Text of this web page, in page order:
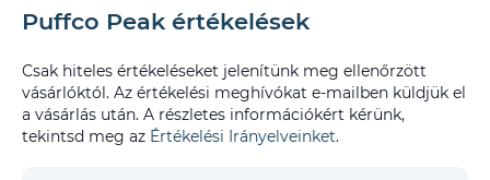
Puffco Peak értékelések
Csak hiteles értékeléseket jelenítünk meg ellenőrzött
vásárlóktól. Az értékelési meghívókat e-mailben küldjük el
a vásárlás után. A részletes információkért kérünk,
tekintsd meg az Értékelési Irányelveinket.